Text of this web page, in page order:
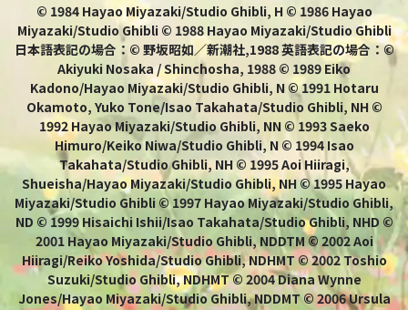
© 1984 Hayao Miyazaki/Studio Ghibli, H © 1986 Hayao
Miyazaki/Studio Ghibli © 1988 Hayao Miyazaki/Studio Ghibli
日本語表記の場合：© 野坂昭如／新潮社,1988 英語表記の場合：©
Akiyuki Nosaka / Shinchosha, 1988 © 1989 Eiko
Kadono/Hayao Miyazaki/Studio Ghibli, N © 1991 Hotaru
Okamoto, Yuko Tone/Isao Takahata/Studio Ghibli, NH ©
1992 Hayao Miyazaki/Studio Ghibli, NN © 1993 Saeko
Himuro/Keiko Niwa/Studio Ghibli, N © 1994 Isao
Takahata/Studio Ghibli, NH © 1995 Aoi Hiiragi,
Shueisha/Hayao Miyazaki/Studio Ghibli, NH © 1995 Hayao
Miyazaki/Studio Ghibli © 1997 Hayao Miyazaki/Studio Ghibli,
ND © 1999 Hisaichi Ishii/Isao Takahata/Studio Ghibli, NHD ©
2001 Hayao Miyazaki/Studio Ghibli, NDDTM © 2002 Aoi
Hiiragi/Reiko Yoshida/Studio Ghibli, NDHMT © 2002 Toshio
Suzuki/Studio Ghibli, NDHMT © 2004 Diana Wynne
Jones/Hayao Miyazaki/Studio Ghibli, NDDMT © 2006 Ursula